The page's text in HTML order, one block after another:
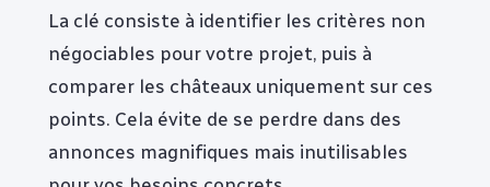
La clé consiste à identifier les critères non
négociables pour votre projet, puis à
comparer les châteaux uniquement sur ces
points. Cela évite de se perdre dans des
annonces magnifiques mais inutilisables